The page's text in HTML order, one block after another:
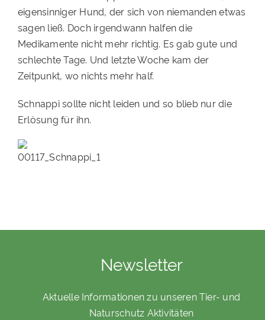
eigensinniger Hund, der sich von niemanden etwas
sagen ließ. Doch irgendwann halfen die
Medikamente nicht mehr richtig. Es gab gute und
schlechte Tage. Und letzte Woche kam der
Zeitpunkt, wo nichts mehr half.
Schnappi sollte nicht leiden und so blieb nur die
Erlösung für ihn.
Newsletter
Aktuelle Informationen zu unseren Tier- und
Naturschutz Aktivitäten